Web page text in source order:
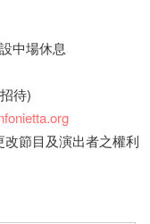
中場休息
待)
節目及演出者之權利